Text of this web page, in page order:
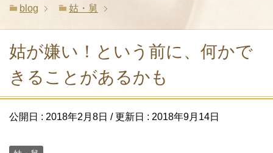
blog
姑・舅
姑が嫌い！という前に、何かで
きることがあるかも
公開日 : 2018年2月8日 / 更新日 : 2018年9月14日